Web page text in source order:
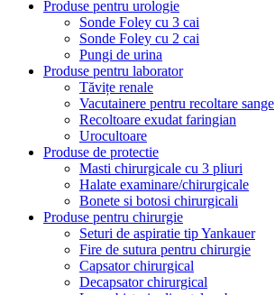
Produse pentru urologie
Sonde Foley cu 3 cai
Sonde Foley cu 2 cai
Pungi de urina
Produse pentru laborator
Tăvițe renale
Vacutainere pentru recoltare sange
Recoltoare exudat faringian
Urocultoare
Produse de protectie
Masti chirurgicale cu 3 pliuri
Halate examinare/chirurgicale
Bonete si botosi chirurgicali
Produse pentru chirurgie
Seturi de aspiratie tip Yankauer
Fire de sutura pentru chirurgie
Capsator chirurgical
Decapsator chirurgical